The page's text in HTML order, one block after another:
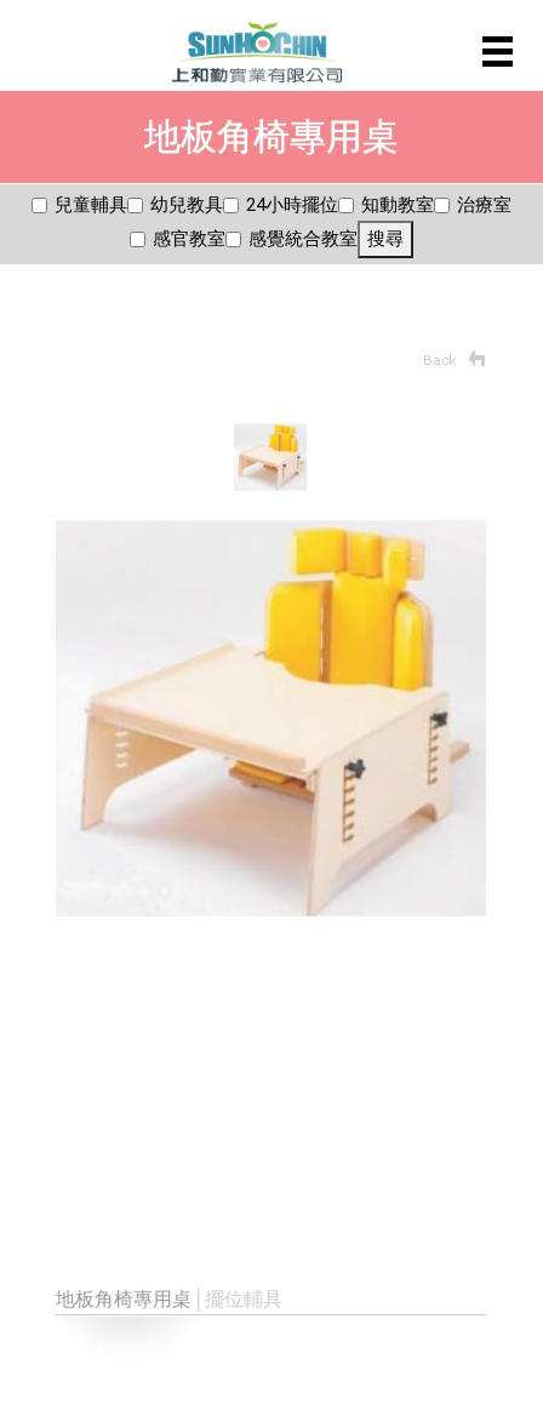
地板角椅專用桌
兒童輔具 幼兒教具 24小時擺位 知動教室
治療室
感官教室
感覺統合教室 搜尋
地板角椅專用桌 │擺位輔具